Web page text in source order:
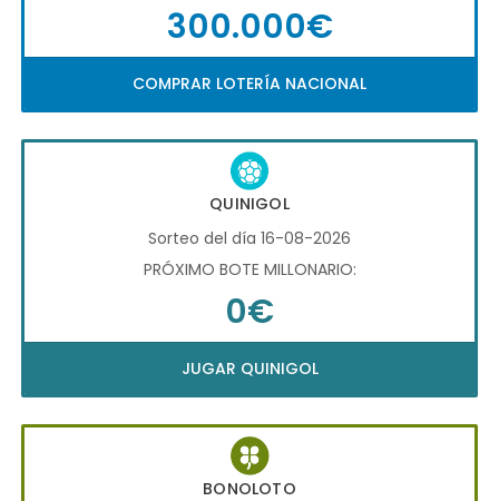
300.000€
COMPRAR LOTERÍA NACIONAL
QUINIGOL
Sorteo del día 16-08-2026
PRÓXIMO BOTE MILLONARIO:
0€
JUGAR QUINIGOL
BONOLOTO